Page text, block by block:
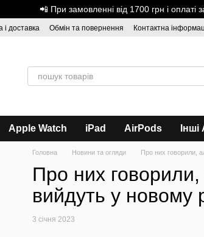
📲 При замовленні від 1700 грн і
і доставка Обмін та повернення Контактна
Apple Watch iPad AirPods
Головна Новини та огляди Про них говорили,
Про них
вийдуть у новому
3 січня 2023